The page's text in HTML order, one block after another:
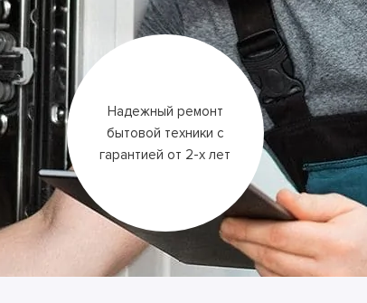
Надежный ремонт
бытовой техники с
гарантией от 2-х лет